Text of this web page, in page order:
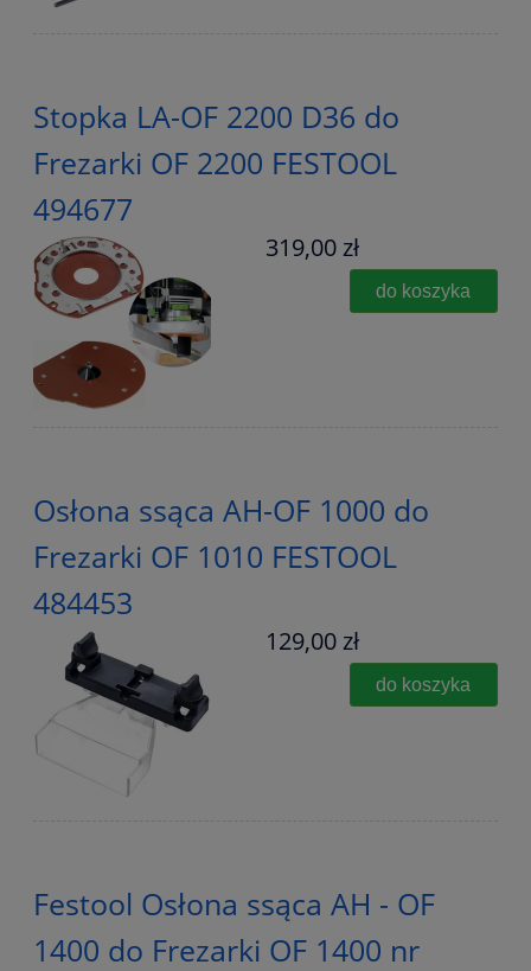
Stopka LA-OF 2200 D36 do
Frezarki OF 2200 FESTOOL
494677
319,00 zł
do koszyka
Osłona ssąca AH-OF 1000 do
Frezarki OF 1010 FESTOOL
484453
129,00 zł
do koszyka
Festool Osłona ssąca AH - OF
1400 do Frezarki OF 1400 nr